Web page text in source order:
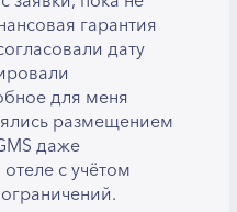
гарантия
дату
для меня
размещением
даже
с учётом